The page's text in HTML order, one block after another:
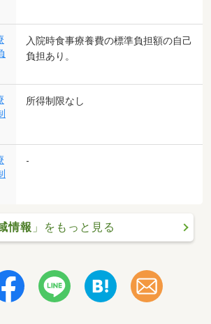
入院時食事療養費の標準負担額の自己
負担あり。
所得制限なし
-
情報 」をもっと見る